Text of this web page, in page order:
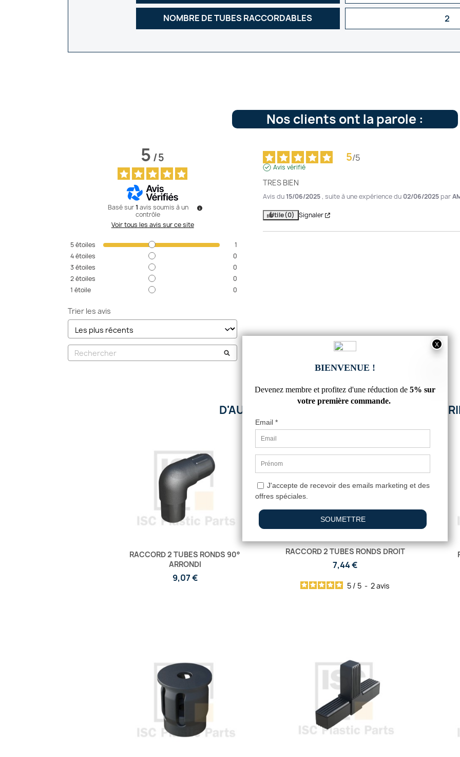
NOMBRE DE TUBES RACCORDABLES 2
Nos clients ont la parole :
5/5
Basé sur1 avis soumis à un
contrôle
Voir tous les avis sur ce site
5étoiles
1
4étoiles
0
3 étoiles
0
2étoiles
0
1 étoile 0
Trier les avis
5/5
Avis vérifié
TRES BIEN
Avis du15/06/2025, suite à une expérience du 02/06/2025 par
Utile(0) Signaler
D'AUTRES PRODUITS DANS CETTE
RACCORD 2 TUBES RONDS 90°
ARRONDI
9,07 €
RACCORD 2 TUBES RONDS DROIT
7,44 €
5 / 5 - 2avis